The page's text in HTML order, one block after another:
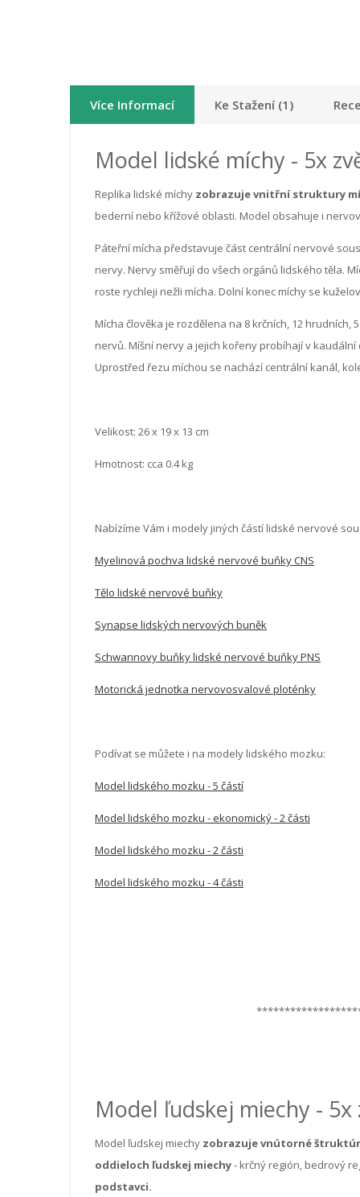
Více Informací Ke Stažení (1)
Model lidské míchy - 5x
Replika lidské míchy zobrazuje vnitřní struktury
bederní nebo křížové oblasti. Model obsahuje i
Páteřní mícha představuje část centrální nervové
nervy. Nervy směřují do všech orgánů lidského těla.
roste rychleji nežli mícha. Dolní konec míchy se
Mícha člověka je rozdělena na 8 krčních, 12
nervů. Míšní nervy a jejich kořeny probíhají v
Uprostřed řezu míchou se nachází centrální kanál,
Velikost: 26 x 19 x 13 cm
Hmotnost: cca 0.4 kg
Nabízíme Vám i modely jiných částí lidské nervové
Myelinová pochva lidské nervové buňky CNS
Tělo lidské nervové buňky
Synapse lidských nervových buněk
Schwannovy buňky lidské nervové buňky PNS
Motorická jednotka nervovosvalové ploténky
Podívat se můžete i na modely lidského mozku:
Model lidského mozku - 5 částí
Model lidského mozku - ekonomický - 2 části
Model lidského mozku - 2 části
Model lidského mozku - 4 části
Model ľudskej miechy -
Model ľudskej miechy zobrazuje vnútorné
oddieloch ľudskej miechy- krčný región, bedrový
podstavci.